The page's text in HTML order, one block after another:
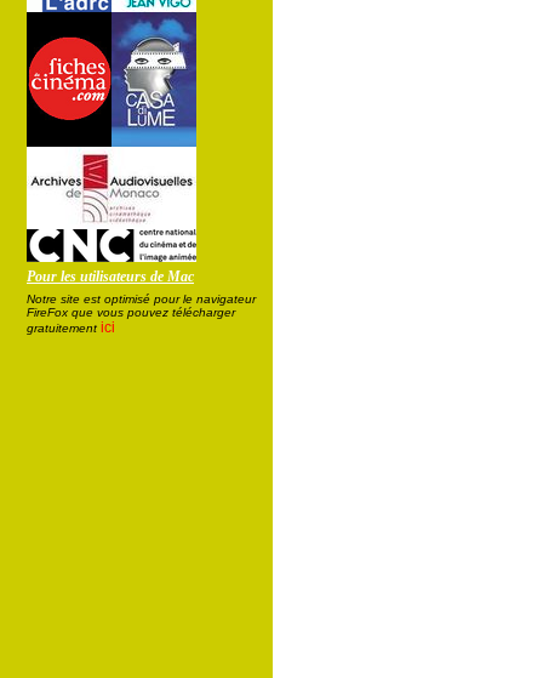
Pour les utilisateurs de Mac
Notre site est optimisé pour le navigateur
FireFox que vous pouvez télécharger
gratuitement ici